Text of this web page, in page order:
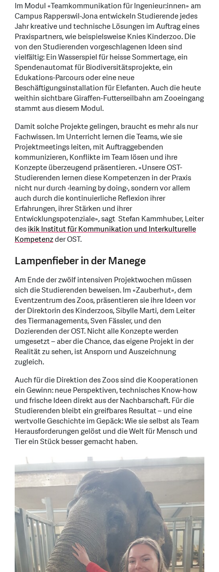
Im Modul «Teamkommunikation für Ingenieur:innen» am
Campus Rapperswil-Jona entwickeln Studierende jedes
Jahr kreative und technische Lösungen im Auftrag eines
Praxispartners, wie beispielsweise Knies Kinderzoo. Die
von den Studierenden vorgeschlagenen Ideen sind
vielfältig: Ein Wasserspiel für heisse Sommertage, ein
Spendenautomat für Biodiversitätsprojekte, ein
Edukations-Parcours oder eine neue
Beschäftigungsinstallation für Elefanten. Auch die heute
weithin sichtbare Giraffen-Futterseilbahn am Zooeingang
stammt aus diesem Modul.
Damit solche Projekte gelingen, braucht es mehr als nur
Fachwissen. Im Unterricht lernen die Teams, wie sie
Projektmeetings leiten, mit Auftraggebenden
kommunizieren, Konflikte im Team lösen und ihre
Konzepte überzeugend präsentieren. «Unsere OST-
Studierenden lernen diese Kompetenzen in der Praxis
nicht nur durch ‹learning by doing›, sondern vor allem
auch durch die kontinuierliche Reflexion ihrer
Erfahrungen, ihrer Stärken und ihrer
Entwicklungspotenziale», sagt Stefan Kammhuber, Leiter
desikik Institut für Kommunikation und Interkulturelle
Kompetenzder OST.
Lampenfieber in der Manege
Am Ende der zwölf intensiven Projektwochen müssen
sich die Studierenden beweisen. Im «Zauberhut», dem
Eventzentrum des Zoos, präsentieren sie ihre Ideen vor
der Direktorin des Kinderzoos, Sibylle Marti, dem Leiter
des Tiermanagements, Sven Fässler, und den
Dozierenden der OST. Nicht alle Konzepte werden
umgesetzt – aber die Chance, das eigene Projekt in der
Realität zu sehen, ist Ansporn und Auszeichnung
zugleich.
Auch für die Direktion des Zoos sind die Kooperationen
ein Gewinn: neue Perspektiven, technisches Know-how
und frische Ideen direkt aus der Nachbarschaft. Für die
Studierenden bleibt ein greifbares Resultat – und eine
wertvolle Geschichte im Gepäck: Wie sie selbst als Team
Herausforderungen gelöst und die Welt für Mensch und
Tier ein Stück besser gemacht haben.